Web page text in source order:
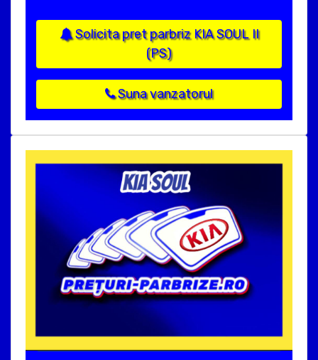
Solicita pret parbriz KIA SOUL II
(PS)
Suna vanzatorul